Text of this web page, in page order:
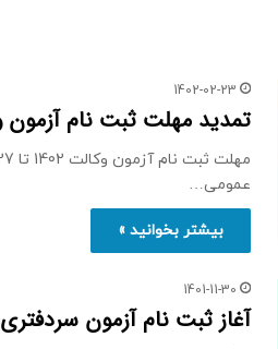
1402-02-23
تمدید مهلت ثبت نام آزمون وکالت 1402 تا
عمومی…
بیشتر بخوانید »
1401-11-30
آغاز ثبت نام آزمون سردفتری